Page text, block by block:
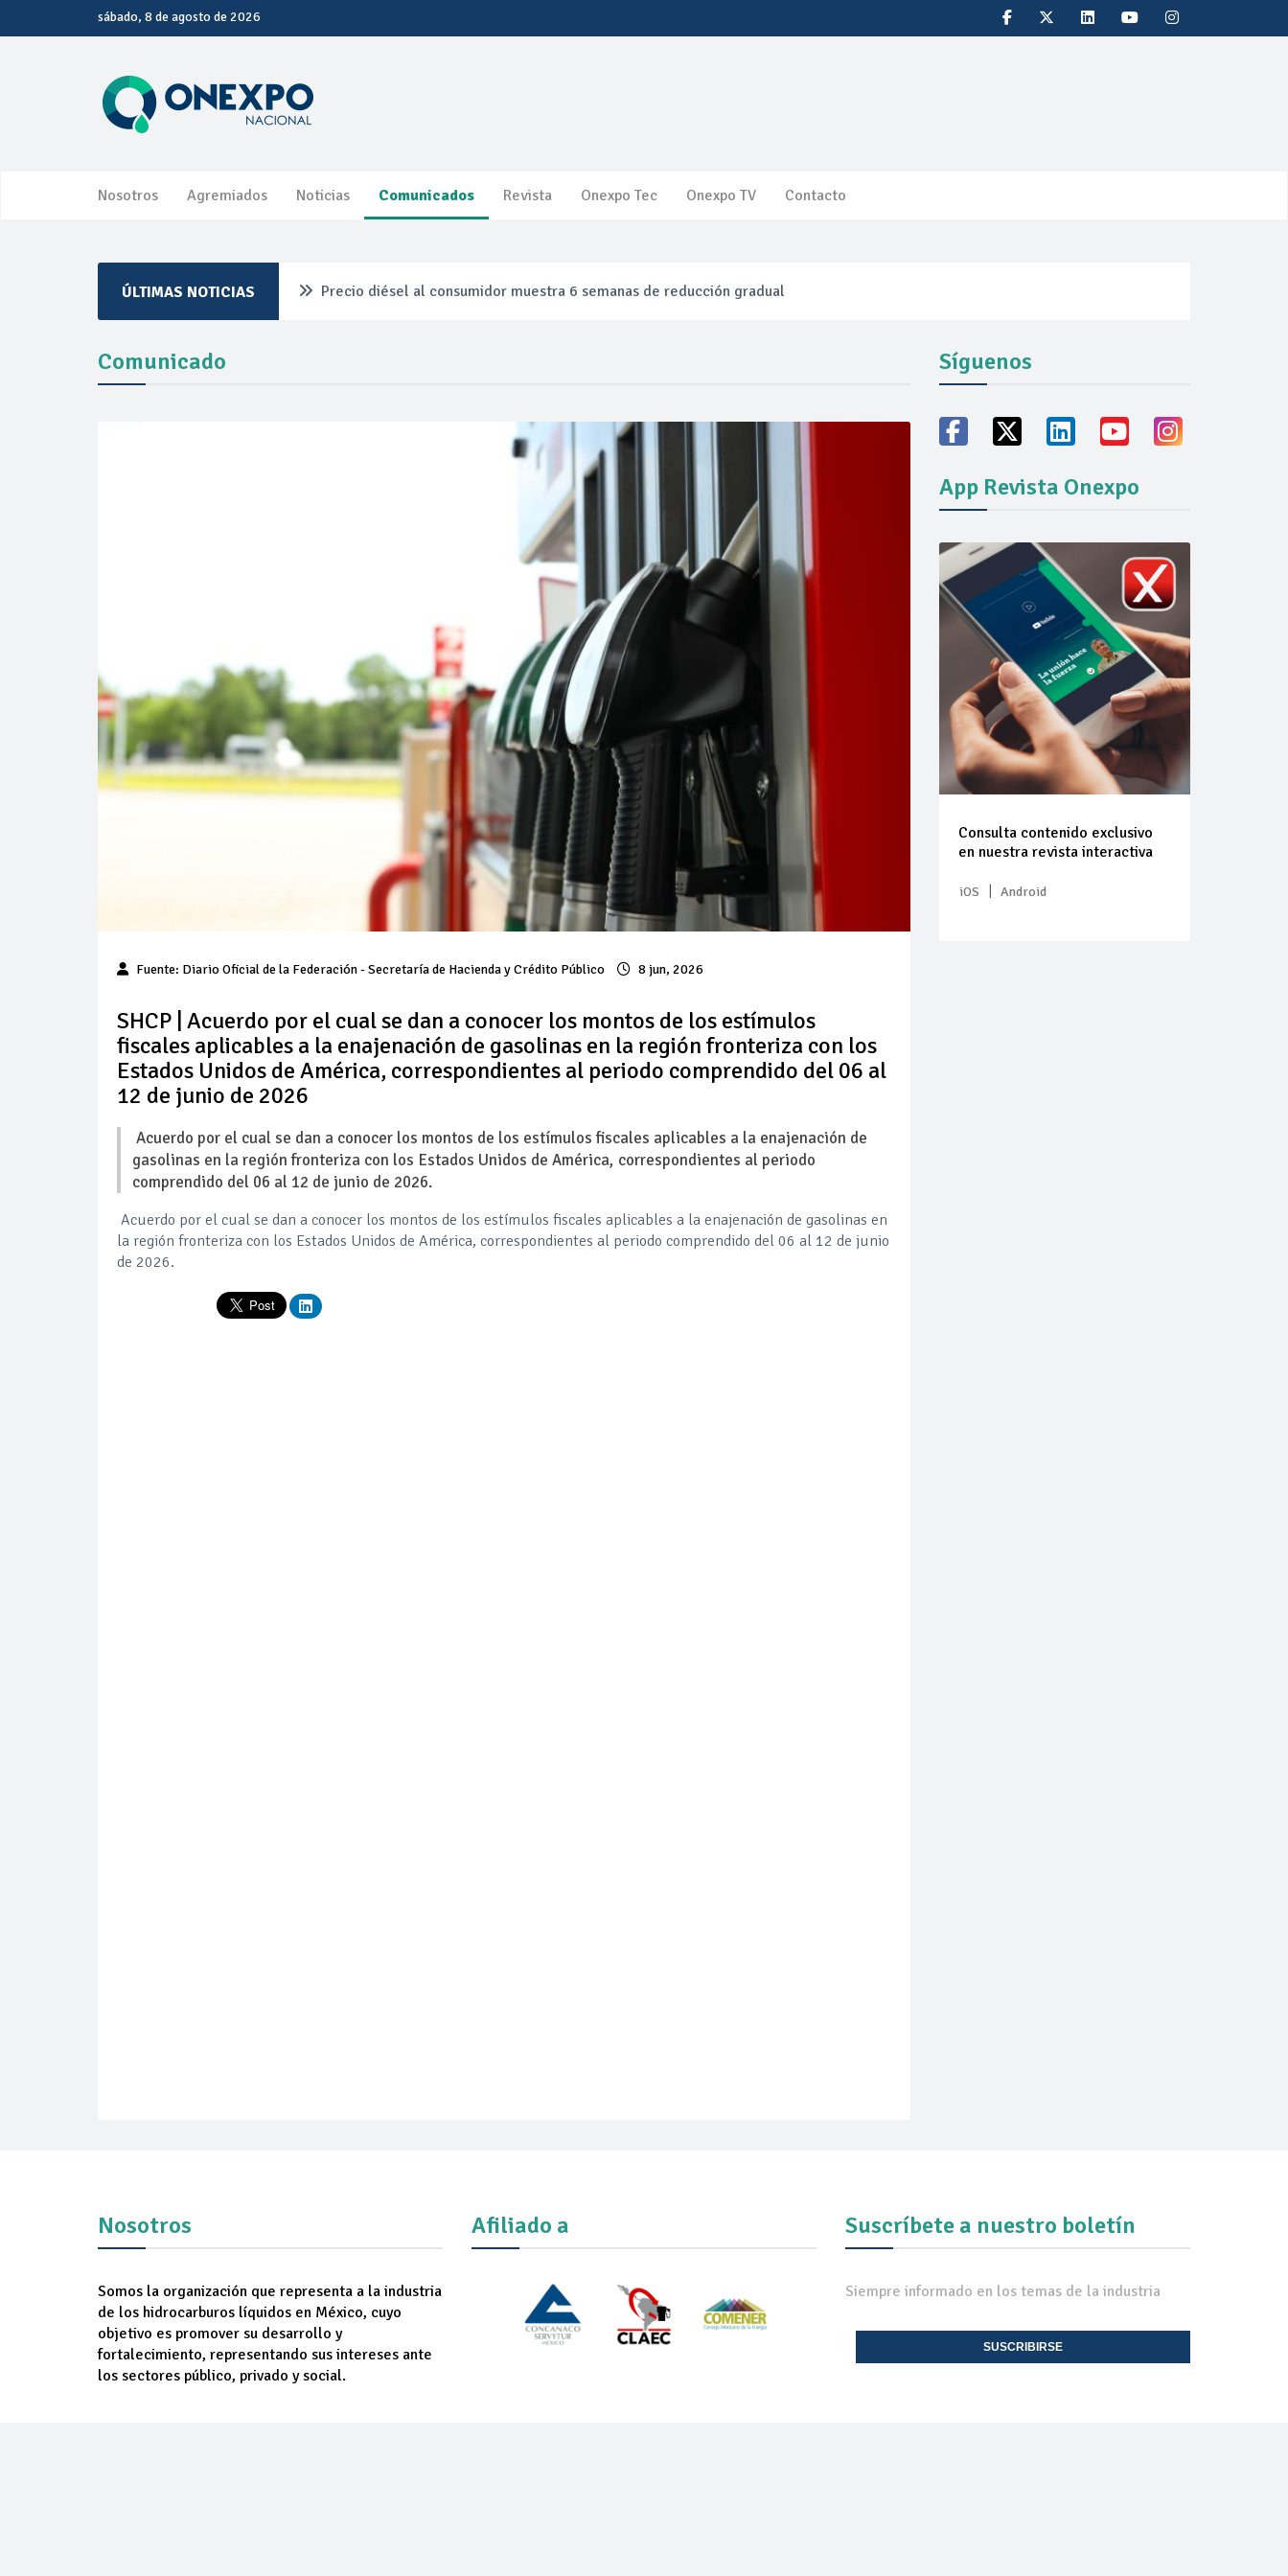
sábado, 8 de agosto de 2026
Nosotros Agremiados Noticias Comunicados Revista Onexpo Tec Onexpo TV Contacto
ÚLTIMAS NOTICIAS Precio diésel al consumidor muestra 6 semanas de reducción gradual
Cautela en el mercado por conversaciones Irán-Omán mantienen precios al alza
Pierde Pemex 71 millones de pesos al día por "procesadoras" ilegales
Pacto dispara 83% ventas diésel Pemex
Incertidumbre regulatoria pone a prueba las inversiones de las Estaciones de Servicio familiares
Precio del diésel comprime el margen de las gasolineras: se espera estabilización del mercado
Baja 5% más el precio internacional del crudo por posible acuerdo de paz
Petróleo continúa su descenso en el mercado internacional
Comunicado
Fuente: Diario Oficial de la Federación- Secretaría de Hacienda y Crédito Público 8 jun, 2026
SHCP | Acuerdo por el cual se dan a conocer los montos de los estímulos
fiscales aplicables a la enajenación de gasolinas en la región fronteriza con los
Estados Unidos de América, correspondientes al periodo comprendido del 06 al
12 de junio de 2026
Acuerdo por el cual se dan a conocer los montos de los estímulos fiscales aplicables a la enajenación de
gasolinas en la región fronteriza con los Estados Unidos de América, correspondientes al periodo
comprendido del 06 al 12 de junio de 2026.
Acuerdo por el cual se dan a conocer los montos de los estímulos fiscales aplicables a la enajenación de gasolinas en
la región fronteriza con los Estados Unidos de América, correspondientes al periodo comprendido del 06 al 12 de junio
de 2026.
Síguenos
App Revista Onexpo
Consulta contenido exclusivo
en nuestra revista interactiva
iOS | Android
Nosotros
Somos la organización que representa a la industria
de los hidrocarburos líquidos en México, cuyo
objetivo es promover su desarrollo y
fortalecimiento, representando sus intereses ante
los sectores público, privado y social.
Afiliado a Suscríbete a nuestro boletín
Siempre informado en los temas de la industria
SUSCRIBIRSE